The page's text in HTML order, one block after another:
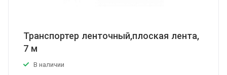
Транспортер ленточный,плоская лента,
7 м
В наличии